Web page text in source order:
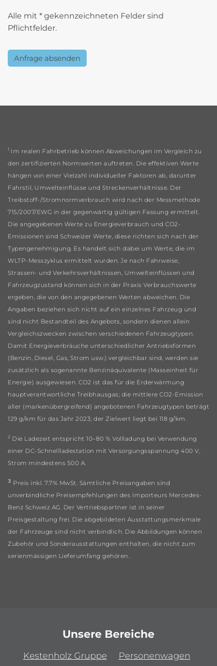
Alle mit * gekennzeichneten Felder sind
Pflichtfelder.
Anfrage absenden
1 Im realen Fahrbetrieb können Abweichungen im Vergleich zu
den zertifizierten Normwerten auftreten. Die effektiven Werte
hängen von einer Vielzahl individueller Faktoren ab, darunter
Fahrstil, Umwelteinflüsse und Streckenverhältnisse. Der
Treibstoff-/Stromnormverbrauch wird nach der Messmethode
715/2007/EWG in der gegenwärtig gültigen Fassung ermittelt.
Die angegebenen Werte zu Energieverbrauch und CO2-
Emissionen sind Schweizer Werte, diese richten sich nach der
Typengenehmigung. Es handelt sich dabei um Werte, die im
WLTP-Messzyklus ermittelt wurden. Je nach Fahrweise,
Strassen- und Verkehrsverhältnissen, Umwelteinflüssen und
Fahrzeugzustand können sich in der Praxis Verbrauchswerte
ergeben, die von den angegebenen Werten abweichen. Die
Angaben beziehen sich nicht auf ein einzelnes Fahrzeug und
sind nicht Bestandteil des Angebots, sondern dienen allein
Vergleichszwecken zwischen verschiedenen Fahrzeugtypen.
Damit Energieverbräuche unterschiedlicher Antriebsformen
(Benzin, Diesel, Gas, Strom usw.) vergleichbar sind, werden sie
zusätzlich als sogenannte Benzinäquivalente (Masseinheit für
Energie) ausgewiesen. CO2 ist das für die Erderwärmung
hauptverantwortliche Treibhausgas; die mittlere CO2-Emission
aller (markenübergreifend) angebotenen Fahrzeugtypen beträgt
129 g/km für das Jahr 2023; der Zielwert liegt bei 118 g/km.
2 Die Ladezeit entspricht 10–80 % Vollladung bei Verwendung
einer DC-Schnellladestation mit Versorgungsspannung 400 V,
Strom mindestens 500 A.
³ Preis inkl. 7.7% MwSt. Sämtliche Preisangaben sind
unverbindliche Preisempfehlungen des Importeurs Mercedes-
Benz Schweiz AG. Der Vertriebspartner ist in seiner
Preisgestaltung frei. Die abgebildeten Ausstattungsmerkmale
der Fahrzeuge sind nicht verbindlich. Die Abbildungen können
Zubehör und Sonderausstattungen enthalten, die nicht zum
serienmässigen Lieferumfang gehören.
Unsere Bereiche
Kestenholz Gruppe Personenwagen